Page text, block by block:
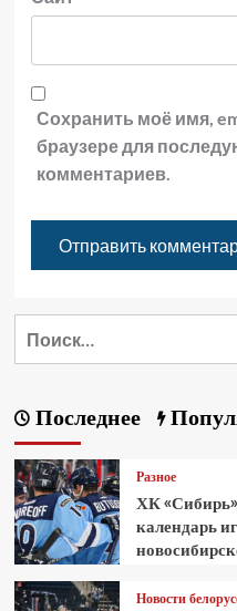
Сохранить моё имя,
браузере для
комментариев.
Последнее
Разное
ХК
календарь
Новости